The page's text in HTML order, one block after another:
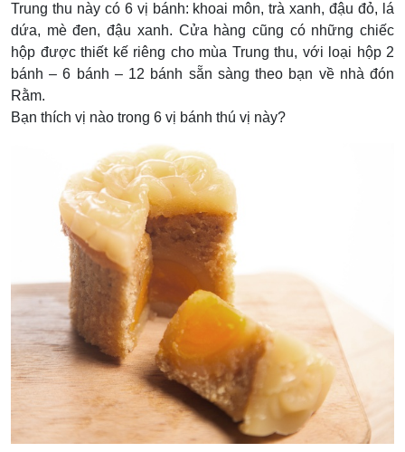
Trung thu này có 6 vị bánh: khoai môn, trà xanh, đậu đỏ, lá
dứa, mè đen, đậu xanh. Cửa hàng cũng có những chiếc
hộp được thiết kế riêng cho mùa Trung thu, với loại hộp 2
bánh – 6 bánh – 12 bánh sẵn sàng theo bạn về nhà đón
Rằm.
Bạn thích vị nào trong 6 vị bánh thú vị này?